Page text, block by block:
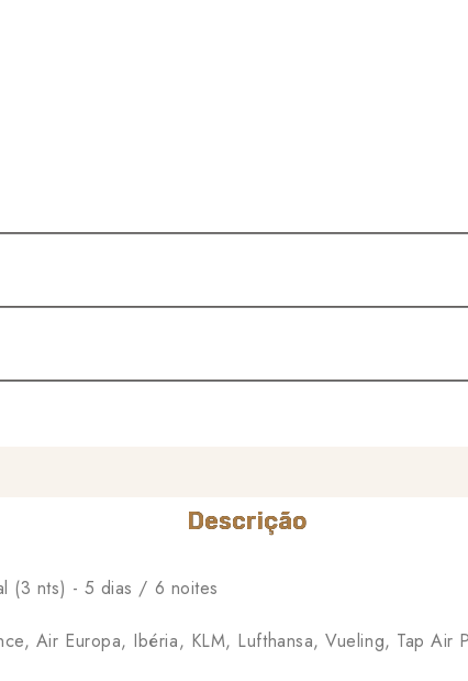
Descrição
(3 nts) - 5 dias / 6 noites
Air Europa, Ibéria, KLM, Lufthansa, Vueling, Tap Air